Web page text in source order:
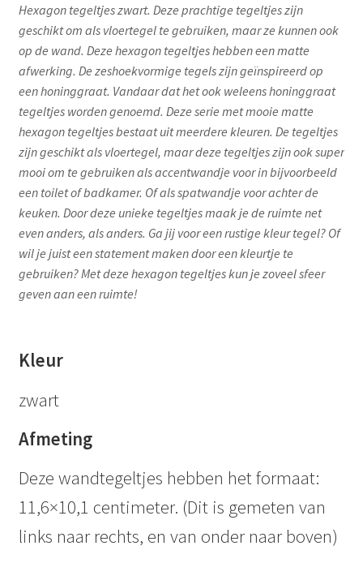
Hexagon tegeltjes zwart. Deze prachtige tegeltjes zijn
geschikt om als vloertegel te gebruiken, maar ze kunnen ook
op de wand. Deze hexagon tegeltjes hebben een matte
afwerking. De zeshoekvormige tegels zijn geïnspireerd op
een honinggraat. Vandaar dat het ook weleens honinggraat
tegeltjes worden genoemd. Deze serie met mooie matte
hexagon tegeltjes bestaat uit meerdere kleuren. De tegeltjes
zijn geschikt als vloertegel, maar deze tegeltjes zijn ook super
mooi om te gebruiken als accentwandje voor in bijvoorbeeld
een toilet of badkamer. Of als spatwandje voor achter de
keuken. Door deze unieke tegeltjes maak je de ruimte net
even anders, als anders. Ga jij voor een rustige kleur tegel? Of
wil je juist een statement maken door een kleurtje te
gebruiken? Met deze hexagon tegeltjes kun je zoveel sfeer
geven aan een ruimte!
Kleur
zwart
Afmeting
Deze wandtegeltjes hebben het formaat:
11,6×10,1 centimeter. (Dit is gemeten van
links naar rechts, en van onder naar boven)